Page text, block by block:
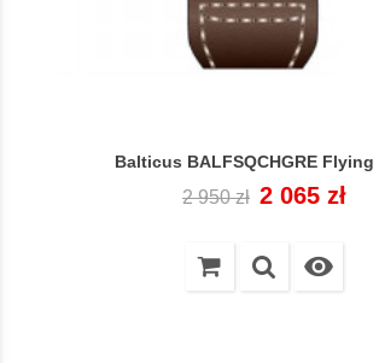
Balticus BALFSQCHGRE Flying
Cena
2 950 zł Cena
2 065 zł
